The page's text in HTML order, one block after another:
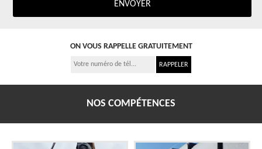
ON VOUS RAPPELLE GRATUITEMENT
NOS COMPÉTENCES